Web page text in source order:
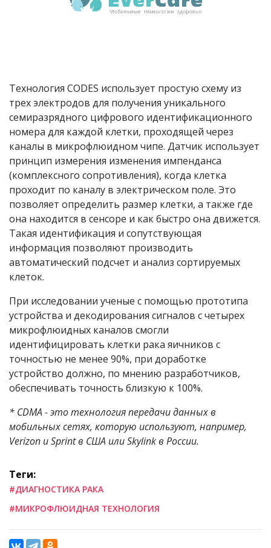
Технология CODES использует простую схему из
трех электродов для получения уникального
семиразрядного цифрового идентификационного
номера для каждой клетки, проходящей через
каналы в микрофлюидном чипе. Датчик использует
принцип измерения изменения импенданса
(комплексного сопротивления), когда клетка
проходит по каналу в электрическом поле. Это
позволяет определить размер клетки, а также где
она находится в сенсоре и как быстро она движется.
Такая идентификация и сопутствующая
информация позволяют производить
автоматический подсчет и анализ сортируемых
клеток.
При исследовании ученые с помощью прототипа
устройства и декодирования сигналов с четырех
микрофлюидных каналов смогли
идентифицировать клетки рака яичников с
точностью не менее 90%, при доработке
устройство должно, по мнению разработчиков,
обеспечивать точность близкую к 100%.
* CDMA - это технология передачи данных в
мобильных сетях, которую используют, например,
Verizon и Sprint в США или Skylink в России.
Теги:
#ДИАГНОСТИКА РАКА
#МИКРОФЛЮИДНАЯ ТЕХНОЛОГИЯ